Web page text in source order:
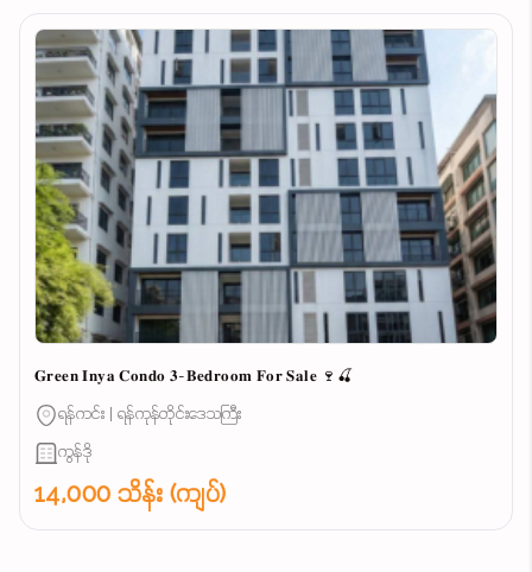
𝐆𝐫𝐞𝐞𝐧 𝐈𝐧𝐲𝐚 𝐂𝐨𝐧𝐝𝐨 𝟑-𝐁𝐞𝐝𝐫𝐨𝐨𝐦 𝐅𝐨𝐫 𝐒𝐚𝐥𝐞 🍷🍒
ရန်ကင်း | ရန်ကုန်တိုင်းဒေသကြီး
ကွန်ဒို
14,000 သိန်း (ကျပ်)